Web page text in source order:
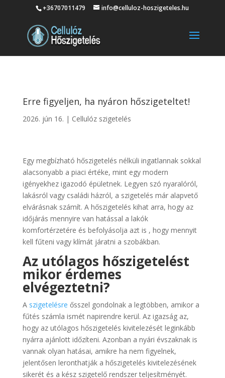
+36707011479 info@celluloz-hoszigeteles.hu
Erre figyeljen, ha nyáron hőszigeteltet!
2026. jún 16. | Cellulóz szigetelés
Egy megbízható hőszigetelés nélküli ingatlannak sokkal
alacsonyabb a piaci értéke, mint egy modern
igényekhez igazodó épületnek. Legyen szó nyaralóról,
lakásról vagy családi házról, a szigetelés már alapvető
elvárásnak számít. A hőszigetelés kihat arra, hogy az
időjárás mennyire van hatással a lakók
komfortérzetére és befolyásolja azt is , hogy mennyit
kell fűteni vagy klímát járatni a szobákban.
Az utólagos hőszigetelést
mikor érdemes
elvégeztetni?
A szigetelésre ősszel gondolnak a legtöbben, amikor a
fűtés számla ismét napirendre kerül. Az igazság az,
hogy az utólagos hőszigetelés kivitelezését leginkább
nyárra ajánlott időzíteni. Azonban a nyári évszaknak is
vannak olyan hatásai, amikre ha nem figyelnek,
jelentősen leronthatják a hőszigetelés kivitelezésének
sikerét és a kész szigetelő rendszer teljesítményét.